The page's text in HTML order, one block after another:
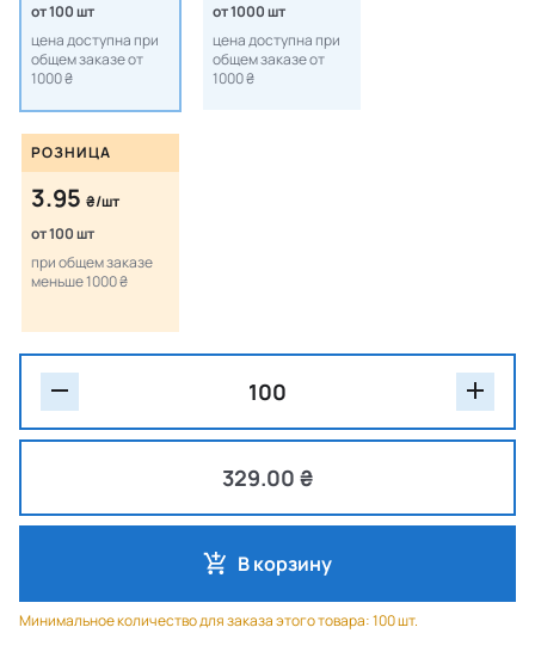
от 100 шт
цена доступна при
общем заказе от
1000 ₴
от 1000 шт
цена доступна при
общем заказе от
1000 ₴
РОЗНИЦА
3.95 ₴/шт
от 100 шт
при общем заказе
меньше 1000 ₴
329.00 ₴
В корзину
Минимальное количество для заказа этого товара: 100 шт.